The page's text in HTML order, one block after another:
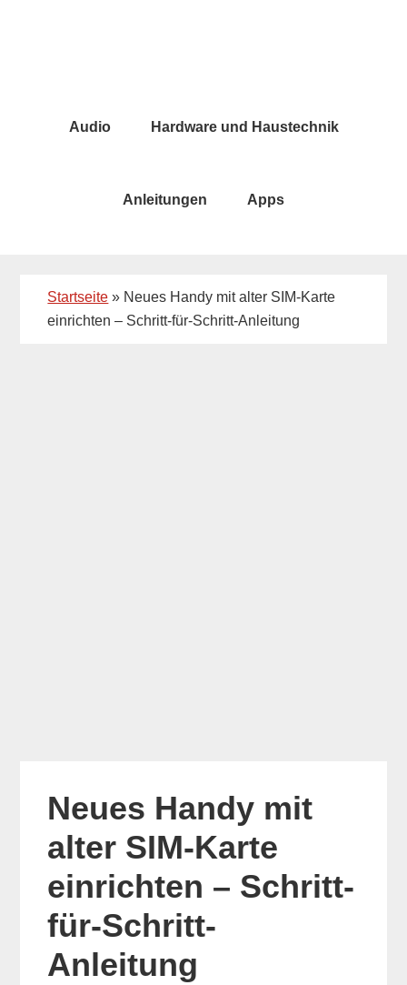
Audio Hardware und Haustechnik
Anleitungen Apps
Startseite » Neues Handy mit alter SIM-Karte
einrichten – Schritt-für-Schritt-Anleitung
Neues Handy mit
alter SIM-Karte
einrichten – Schritt-
für-Schritt-
Anleitung